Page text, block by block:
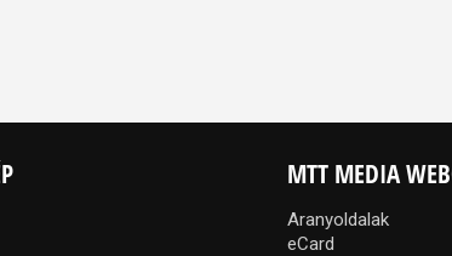
MTT MEDIA
Aranyoldalak
eCard